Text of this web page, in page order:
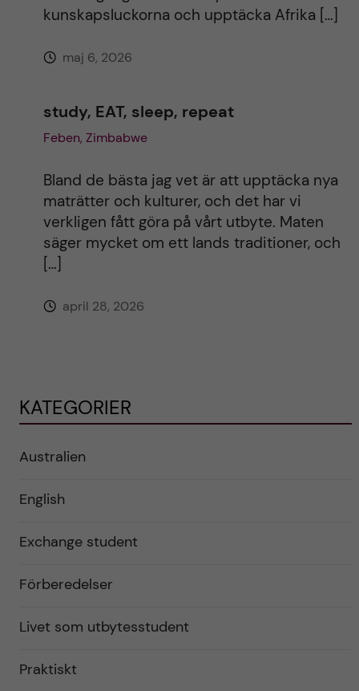
kunskapsluckorna och upptäcka Afrika […]
maj 6, 2026
study, EAT, sleep, repeat
Feben, Zimbabwe
Bland de bästa jag vet är att upptäcka nya
maträtter och kulturer, och det har vi
verkligen fått göra på vårt utbyte. Maten
säger mycket om ett lands traditioner, och
[…]
april 28, 2026
KATEGORIER
Australien
English
Exchange student
Förberedelser
Livet som utbytesstudent
Praktiskt